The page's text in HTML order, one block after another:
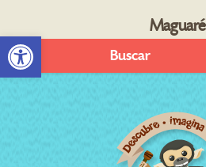
Abrir barra de herramientas
Maguaré
Buscar